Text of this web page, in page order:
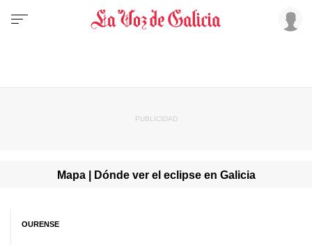
Mapa | Dónde ver el eclipse en Galicia
OURENSE